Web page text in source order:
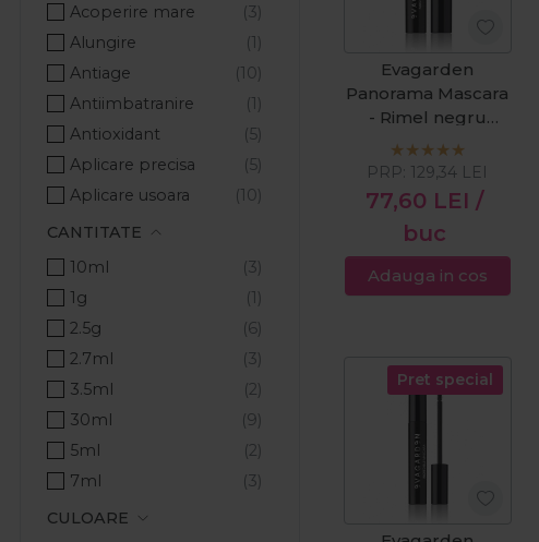
Acoperire mare
Alungire
Antiage
Antiimbatranire
Antioxidant
Aplicare precisa
Aplicare usoara
Buze voluminoase
CANTITATE
10ml
1g
2.5g
2.7ml
3.5ml
30ml
5ml
7ml
9g
CULOARE
Evagarden
Panorama Mascara
- Rimel negru
pentru alungire si
volum 11ml
77,60 LEI /
buc
PRP: 129,34 LEI
Adauga in cos
Pret special